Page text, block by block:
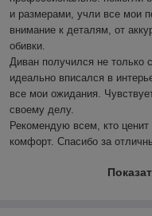
и размерами, учли все мои
внимание к деталям, от
обивки.
Диван получился не только
идеально вписался в
все мои ожидания.
своему делу.
Рекомендую всем, кто
комфорт. Спасибо за